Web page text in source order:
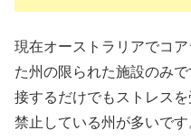
現在オーストラリアでコ
た州の限られた施設のみ
接するだけでもストレス
禁止している州が多いです